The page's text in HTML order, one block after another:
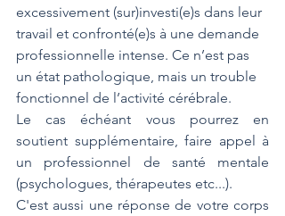
excessivement (sur)investi(e)s dans leur
travail et confronté(e)s à une demande
professionnelle intense. Ce n’est pas
un état pathologique, mais un trouble
fonctionnel de l’activité cérébrale.
Le cas échéant vous pourrez en
soutient supplémentaire, faire appel à
un professionnel de santé mentale
(psychologues, thérapeutes etc...).
C'est aussi une réponse de votre corps